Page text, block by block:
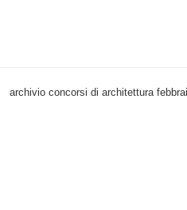
archivio concorsi di architettura